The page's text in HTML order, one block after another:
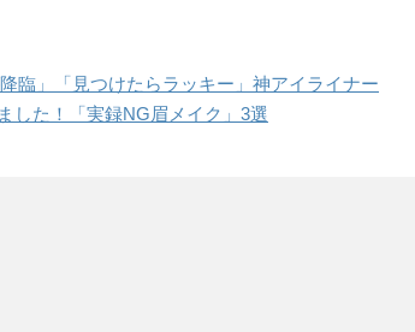
臨」「見つけたらラッキー」神アイライナー
した！「実録NG眉メイク」3選